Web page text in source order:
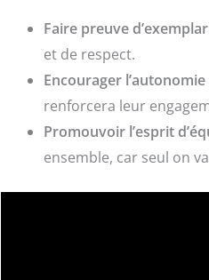
Faire preuve
et de respect.
Encourager l’autonomie
renforcera leur
Promouvoir l’esprit
ensemble, car seul on